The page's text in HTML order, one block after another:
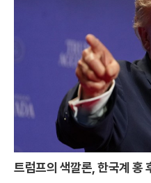
트럼프의 색깔론, 한국계 홍